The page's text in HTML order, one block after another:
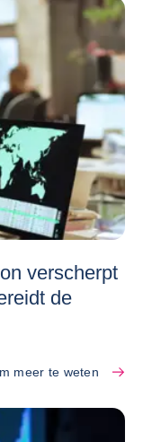
verscherpt
de
meer te weten